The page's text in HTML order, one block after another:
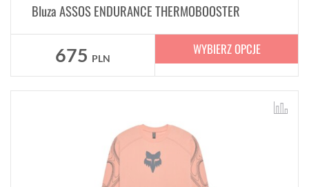
Bluza ASSOS ENDURANCE THERMOBOOSTER
675 PLN
WYBIERZ OPCJE